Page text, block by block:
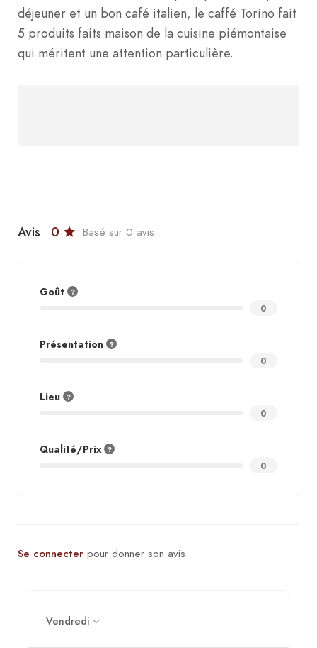
déjeuner et un bon café italien, le caffé Torino fait
5 produits faits maison de la cuisine piémontaise
qui méritent une attention particulière.
Avis 0 Basé sur 0 avis
Goût
0
Présentation
0
Lieu
0
Qualité/Prix
0
Se connecter pour donner son avis
Vendredi